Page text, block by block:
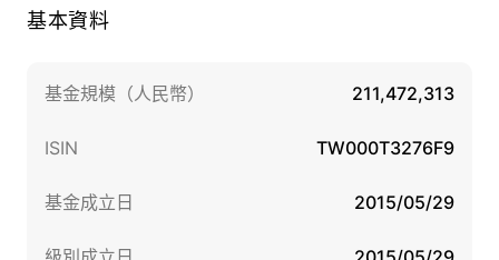
基本資料
基金規模（人民幣） 211,472,313
ISIN TW000T3276F9
基金成立日 2015/05/29